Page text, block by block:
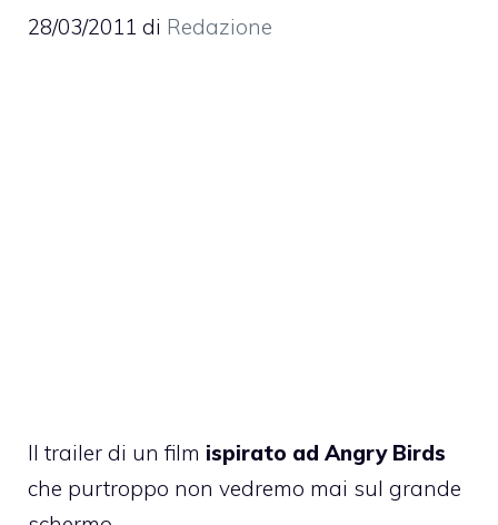
28/03/2011 di Redazione
Il trailer di un film ispirato ad Angry Birds
che purtroppo non vedremo mai sul grande